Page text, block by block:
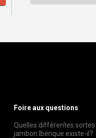
Foire aux questions
Quelles différentes sortes
jambon Ibérique existe-il?